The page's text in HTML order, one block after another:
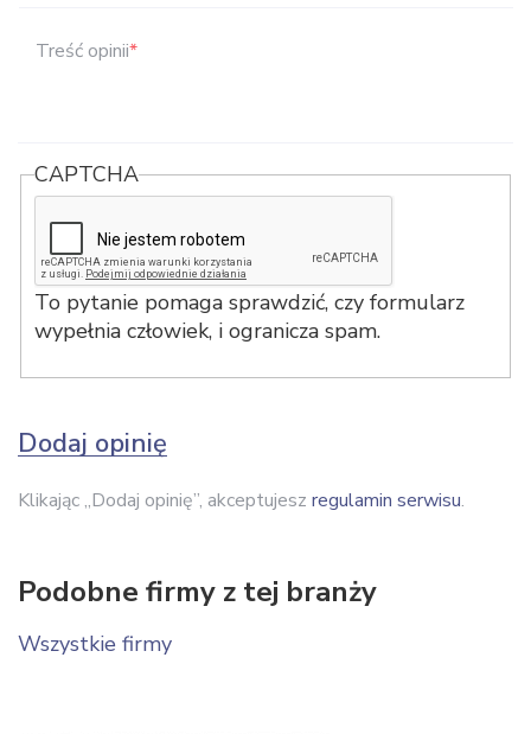
Treść opinii*
CAPTCHA
To pytanie pomaga sprawdzić, czy formularz
wypełnia człowiek, i ogranicza spam.
Dodaj opinię
Klikając „Dodaj opinię”, akceptujesz regulamin serwisu.
Podobne firmy z tej branży
Wszystkie firmy